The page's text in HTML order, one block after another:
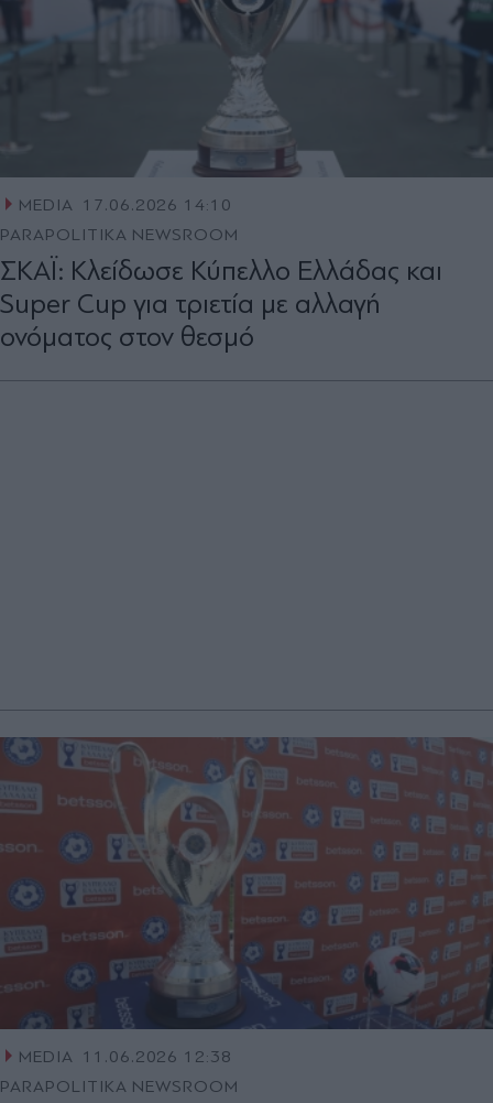
MEDIA 17.06.2026 14:10
PARAPOLITIKA NEWSROOM
ΣΚΑΪ: Κλείδωσε Κύπελλο Ελλάδας και
Super Cup για τριετία με αλλαγή
ονόματος στον θεσμό
MEDIA 11.06.2026 12:38
PARAPOLITIKA NEWSROOM